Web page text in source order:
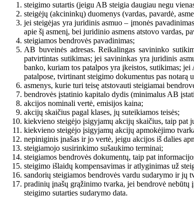
steigimo sutartis (jeigu AB steigia daugiau negu
steigėjų (akcininkų) duomenys (vardas, pavardė,
jei steigėjas yra juridinis asmuo – įmonės
apie šį asmenį, bei juridinio asmens atstovo vardas,
steigiamos bendrovės pavadinimas;
AB buveinės adresas. Reikalingas savininko
patvirtintas sutikimas; jei savininkas yra juridinis
banko, kuriam tos patalpos yra įkeistos, sutikimas;
patalpose, tvirtinant steigimo dokumentus pas notarą
asmenys, kurie turi teisę atstovauti steigiamai
bendrovės įstatinio kapitalo dydis (minimalus AB
akcijos nominali vertė, emisijos kaina;
akcijų skaičius pagal klases, jų suteikiamos teisės;
kiekvieno steigėjo įsigyjamų akcijų skaičius, taip pat
kiekvieno steigėjo įsigyjamų akcijų apmokėjimo
nepiniginis įnašas ir jo vertė, jeigu akcijos iš dalies
steigiamojo susirinkimo sušaukimo terminai;
steigiamos bendrovės dokumentų, taip pat
steigimo išlaidų kompensavimas ir atlyginimas už
sandorių steigiamos bendrovės vardu sudarymo ir jų
pradinių įnašų grąžinimo tvarka, jei bendrovė nebūtų
steigimo sutarties sudarymo data.